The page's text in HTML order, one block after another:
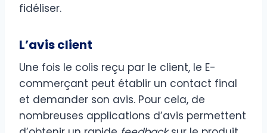
fidéliser.
L’avis client
Une fois le colis reçu par le client, le E-
commerçant peut établir un contact final
et demander son avis. Pour cela, de
nombreuses applications d’avis permettent